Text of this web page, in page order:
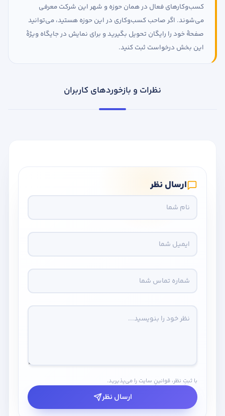
کسب‌وکارهای فعال در همان حوزه و شهر این شرکت معرفی
می‌شوند. اگر صاحب کسب‌وکاری در این حوزه هستید، می‌توانید
صفحهٔ خود را رایگان تحویل بگیرید و برای نمایش در جایگاه ویژهٔ
این بخش درخواست ثبت کنید.
نظرات و بازخوردهای کاربران
ارسال نظر
با ثبتِ نظر، قوانینِ سایت را می‌پذیرید.
ارسال نظر